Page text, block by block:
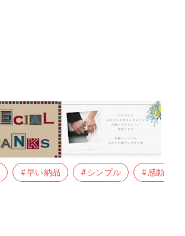
#早い納品 #シンプル #感動系